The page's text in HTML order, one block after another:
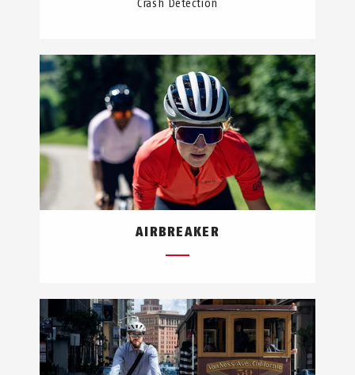
Crash Detection
AIRBREAKER